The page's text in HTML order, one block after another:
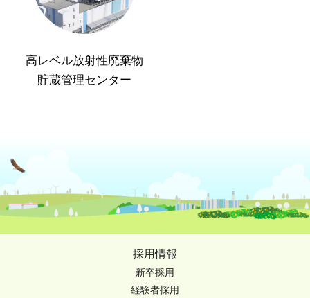
高レベル放射性廃棄物
貯蔵管理センター
採用情報
新卒採用
経験者採用